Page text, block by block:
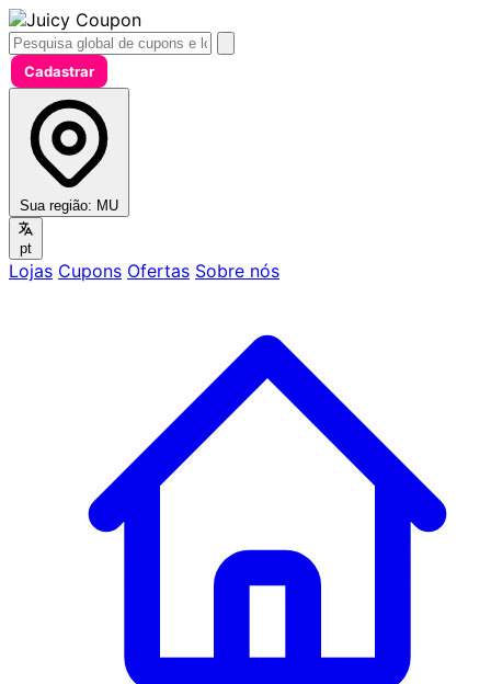
Cadastrar
Sua região: MU
pt
Lojas Cupons Ofertas Sobre nós